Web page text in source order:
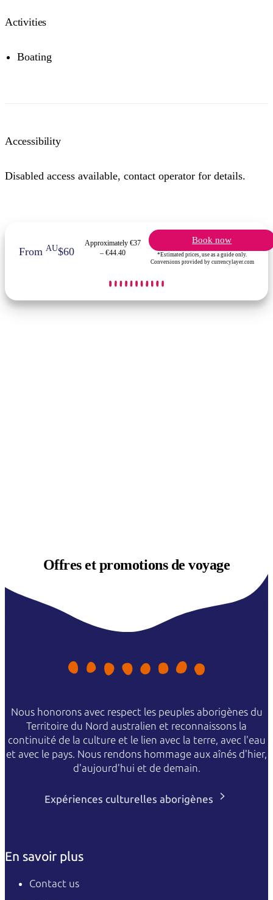
Activities
Boating
Accessibility
Disabled access available, contact operator for details.
FromAU$60
Approximately €37
– €44.40
Book now
*Estimated prices, use as a guide only.
Conversions provided by currencylayer.com
Offres etpromotions de voyage
Nous honorons avec respect les peuples aborigènes du
Territoire du Nord australien et reconnaissons la
continuité de la culture et le lien avec la terre, avec l'eau
et avec le pays. Nous rendons hommage aux aînés d'hier,
d'aujourd'hui et de demain.
Expériences culturelles aborigènes
En savoir plus
Contact us